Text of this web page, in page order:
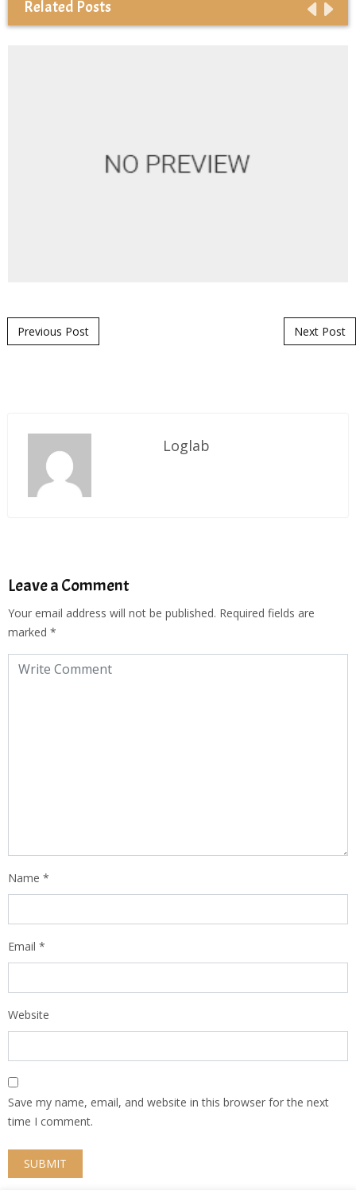
Related Posts
Post navigation
Previous Post Next Post
Loglab
Leave a Comment
Your email address will not be published. Required fields are
marked *
Name *
Email *
Website
Save my name, email, and website in this browser for the next
time I comment.